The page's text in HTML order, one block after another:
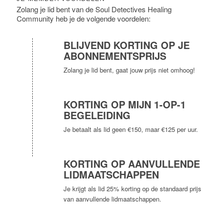
Zolang je lid bent van de Soul Detectives Healing
Community heb je de volgende voordelen:
BLIJVEND KORTING OP JE
ABONNEMENTSPRIJS
Zolang je lid bent, gaat jouw prijs niet omhoog!
KORTING OP MIJN 1-OP-1
BEGELEIDING
Je betaalt als lid geen €150, maar €125 per uur.
KORTING OP AANVULLENDE
LIDMAATSCHAPPEN
Je krijgt als lid 25% korting op de standaard prijs
van aanvullende lidmaatschappen.